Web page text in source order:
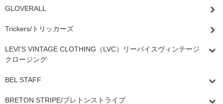
GLOVERALL
Trickers/トリッカーズ
LEVI'S VINTAGE CLOTHING（LVC）リーバイスヴィンテージ
クロージング
BEL STAFF
BRETON STRIPE/ブレトンストライプ